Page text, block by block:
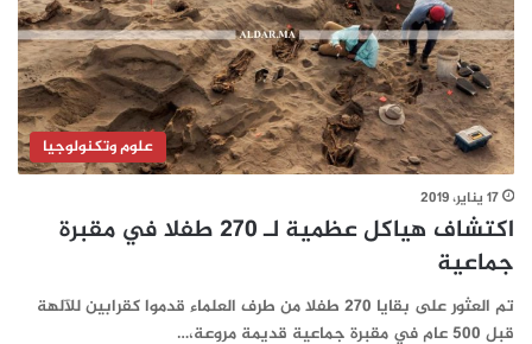
علوم وتكنولوجيا
17 يناير، 2019
اكتشاف هياكل عظمية لـ 270 طفلا في مقبرة
جماعية
تم العثور على بقايا 270 طفلا من طرف العلماء قدموا كقرابين للآلهة
قبل 500 عام في مقبرة جماعية قديمة مروعة،…